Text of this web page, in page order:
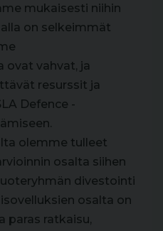
mukaisesti niihin
on selkeimmät
ovat vahvat, ja
resurssit ja
Defence -
olemme tulleet
osalta siihen
divestointi
osalta on
paras ratkaisu,